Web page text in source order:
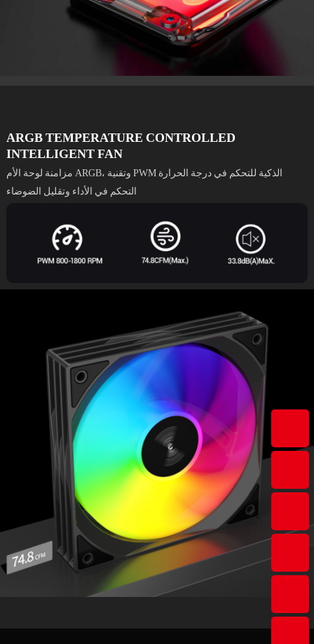
ARGB TEMPERATURE CONTROLLED
INTELLIGENT FAN
مزامنة لوحة الأم ARGB، وتقنية PWM الذكية للتحكم في درجة الحرارة
التحكم في الأداء وتقليل الضوضاء